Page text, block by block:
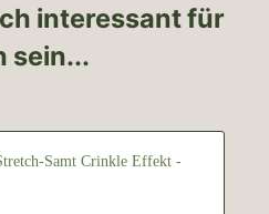
interessant für
sein...